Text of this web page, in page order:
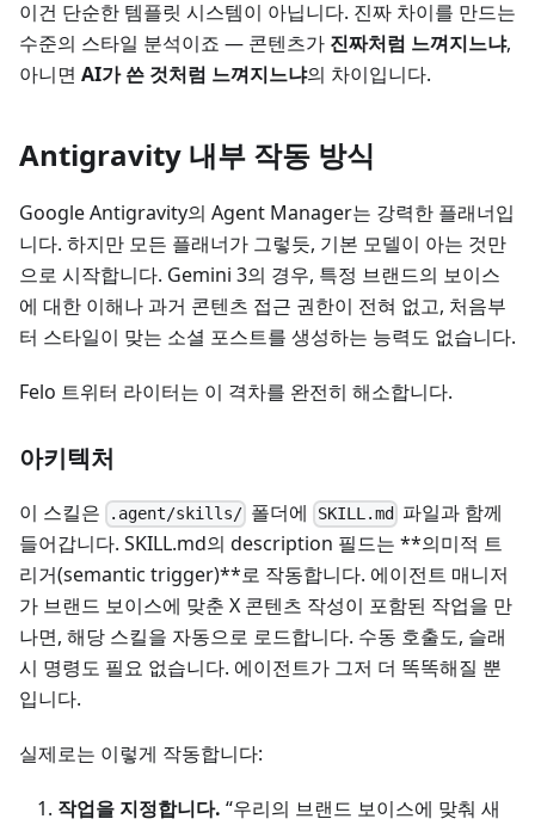
이건 단순한 템플릿 시스템이 아닙니다. 진짜 차이를 만드는
수준의 스타일 분석이죠 — 콘텐츠가 진짜처럼 느껴지느냐,
아니면 AI가 쓴 것처럼 느껴지느냐의 차이입니다.
Antigravity 내부 작동 방식
Google Antigravity의 Agent Manager는 강력한 플래너입
니다. 하지만 모든 플래너가 그렇듯, 기본 모델이 아는 것만
으로 시작합니다. Gemini 3의 경우, 특정 브랜드의 보이스
에 대한 이해나 과거 콘텐츠 접근 권한이 전혀 없고, 처음부
터 스타일이 맞는 소셜 포스트를 생성하는 능력도 없습니다.
Felo 트위터 라이터는 이 격차를 완전히 해소합니다.
아키텍처
이 스킬은 .agent/skills/ 폴더에 SKILL.md 파일과 함께
들어갑니다. SKILL.md의 description 필드는 **의미적 트
리거(semantic trigger)**로 작동합니다. 에이전트 매니저
가 브랜드 보이스에 맞춘 X 콘텐츠 작성이 포함된 작업을 만
나면, 해당 스킬을 자동으로 로드합니다. 수동 호출도, 슬래
시 명령도 필요 없습니다. 에이전트가 그저 더 똑똑해질 뿐
입니다.
실제로는 이렇게 작동합니다:
작업을 지정합니다. “우리의 브랜드 보이스에 맞춰 새